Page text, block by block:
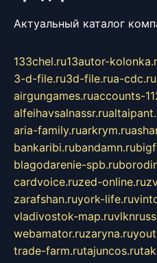
Актуальный каталог
133chel.ru13autor-
3-d-file.ru3d-file.rua-cdc.ru
airgungames.ruaccounts-
alfeihavsalnassr.ru
aria-family.ruarkrym.ru
bankaribi.rubandamn.ru
blagodarenie-spb.ru
cardvoice.ruzed-online.ru
zarafshan.ruyork-life.ru
vladivostok-map.ru
webamator.ruzaryna.ru
trade-farm.rutajuncos.ru